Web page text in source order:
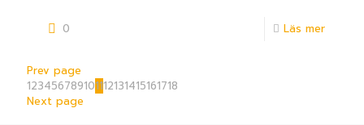
0 Läs mer
Prev page
123456789101112131415161718
Next page